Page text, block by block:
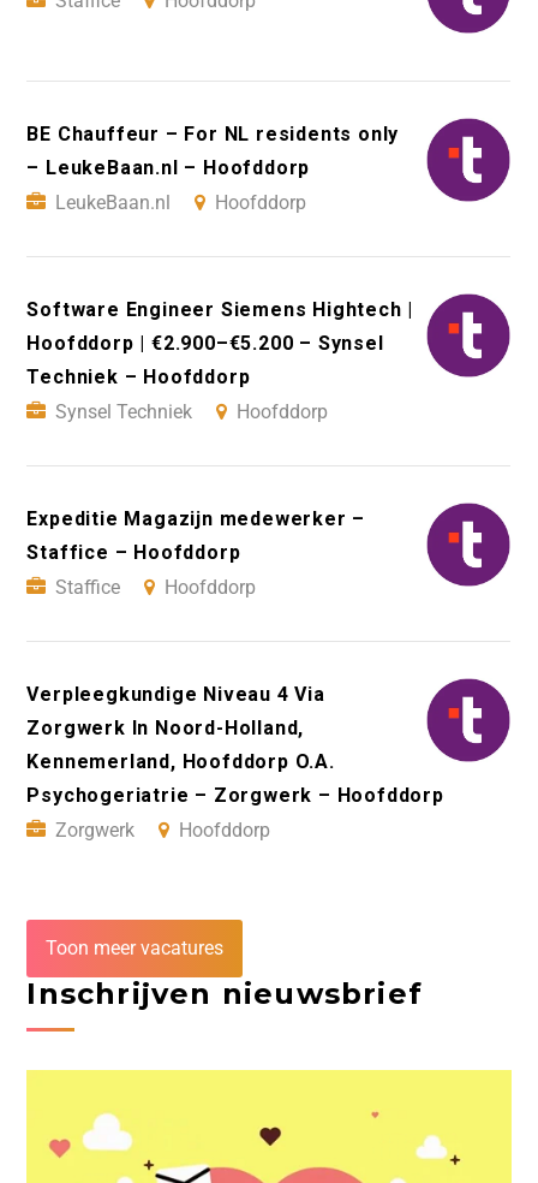
BE Chauffeur – For NL residents only
– LeukeBaan.nl – Hoofddorp
LeukeBaan.nl
Hoofddorp
Software Engineer Siemens Hightech |
Hoofddorp | €2.900–€5.200 – Synsel
Techniek – Hoofddorp
Synsel Techniek
Hoofddorp
Expeditie Magazijn medewerker –
Staffice – Hoofddorp
Staffice
Hoofddorp
Verpleegkundige Niveau 4 Via
Zorgwerk In Noord-Holland,
Kennemerland, Hoofddorp O.A.
Psychogeriatrie – Zorgwerk – Hoofddorp
Zorgwerk
Hoofddorp
Toon meer vacatures
Inschrijven nieuwsbrief